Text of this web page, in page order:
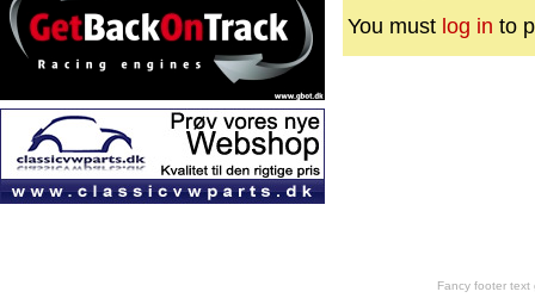
You must log in to
Fancy footer